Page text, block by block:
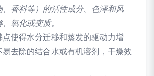
、香料等）的活性成分、色泽和风
氧化或变质。
点使得水分迁移和蒸发的驱动力增
去除的结合水或有机溶剂，干燥效